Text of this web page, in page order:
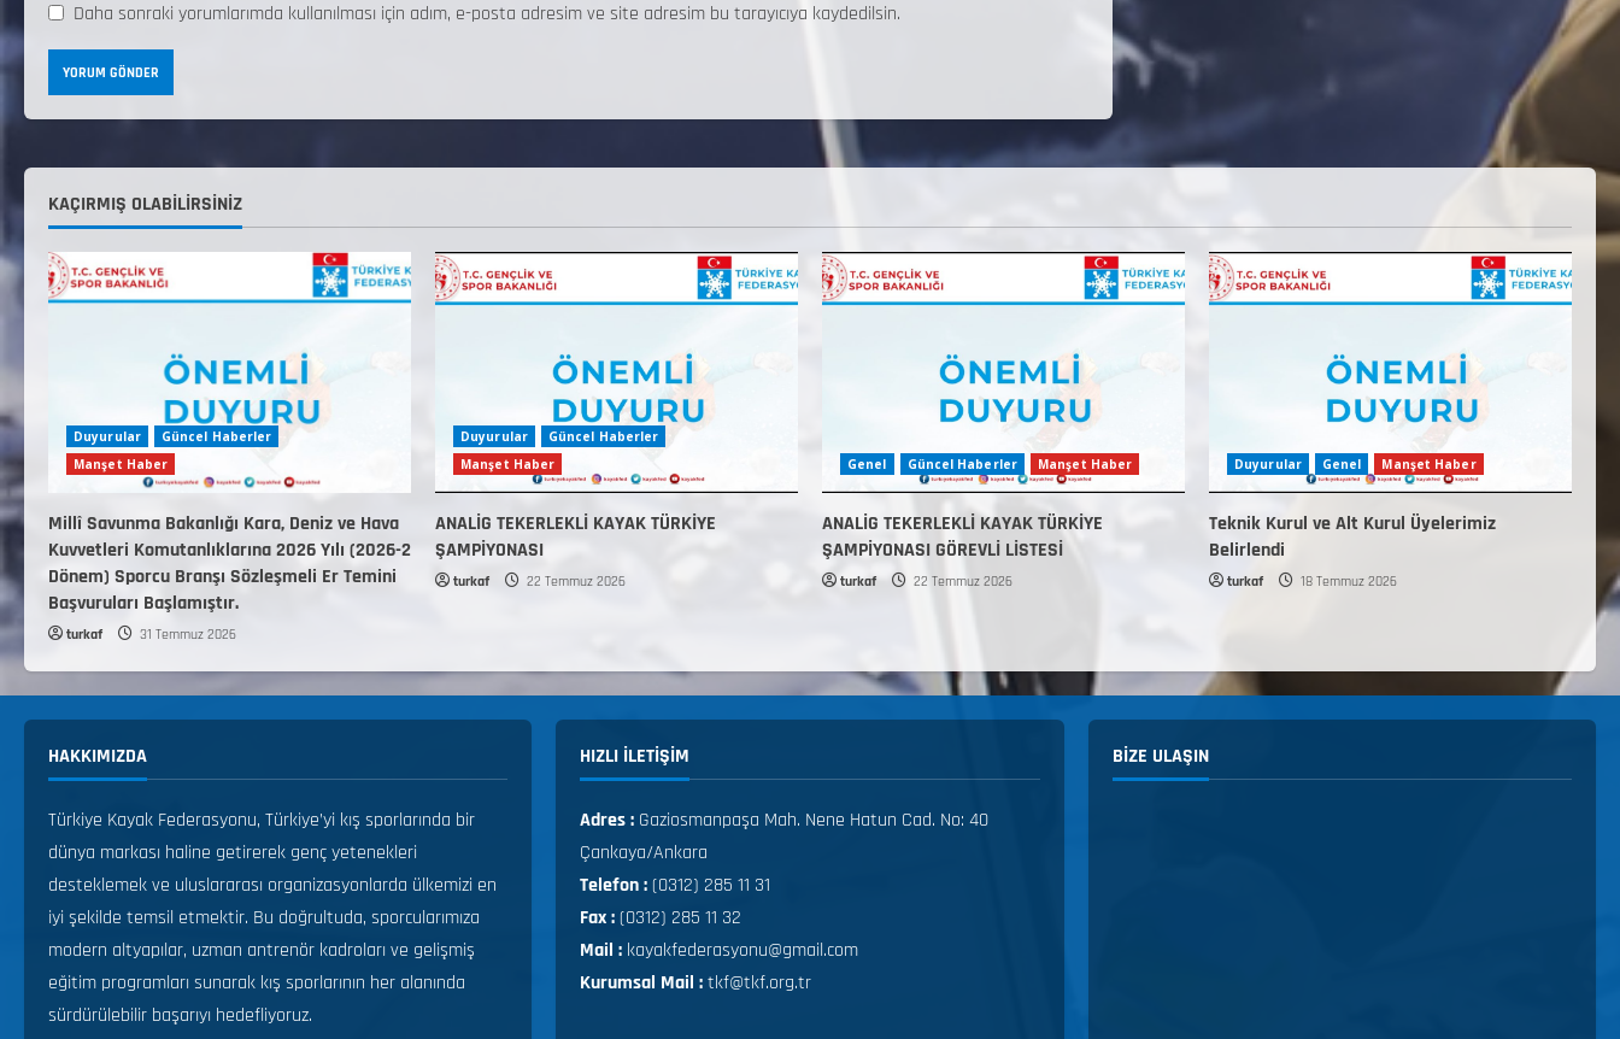
Daha sonraki yorumlarımda kullanılması için adım, e-posta adresim ve site adresim bu tarayıcıya kaydedilsin.
KAÇIRMIŞ OLABILIRSINIZ
Duyurular
Güncel Haberler
Manşet Haber
Millî Savunma Bakanlığı Kara, Deniz ve Hava
Kuvvetleri Komutanlıklarına 2026 Yılı (2026-2
Dönem) Sporcu Branşı Sözleşmeli Er Temini
Başvuruları Başlamıştır.
turkaf 31 Temmuz 2026
Duyurular
Güncel Haberler
Manşet Haber
ANALİG TEKERLEKLİ KAYAK TÜRKİYE
ŞAMPİYONASI
turkaf 22 Temmuz 2026
Genel Güncel Haberler Manşet Haber
ANALİG TEKERLEKLİ KAYAK TÜRKİYE
ŞAMPİYONASI GÖREVLİ LİSTESİ
turkaf 22 Temmuz 2026
Duyurular Genel Manşet Haber
Teknik Kurul ve Alt Kurul Üyelerimiz
Belirlendi
turkaf 18 Temmuz 2026
HAKKIMIZDA
Türkiye Kayak Federasyonu, Türkiye’yi kış sporlarında bir
dünya markası haline getirerek genç yetenekleri
desteklemek ve uluslararası organizasyonlarda ülkemizi en
iyi şekilde temsil etmektir. Bu doğrultuda, sporcularımıza
modern altyapılar, uzman antrenör kadroları ve gelişmiş
eğitim programları sunarak kış sporlarının her alanında
sürdürülebilir başarıyı hedefliyoruz.
HIZLI ILETIŞIM
Adres : Gaziosmanpaşa Mah. Nene Hatun Cad. No: 40
Çankaya/Ankara
Telefon :(0312) 285 11 31
Fax :(0312) 285 11 32
Mail : kayakfederasyonu@gmail.com
Kurumsal Mail :tkf@tkf.org.tr
BIZE ULAŞIN